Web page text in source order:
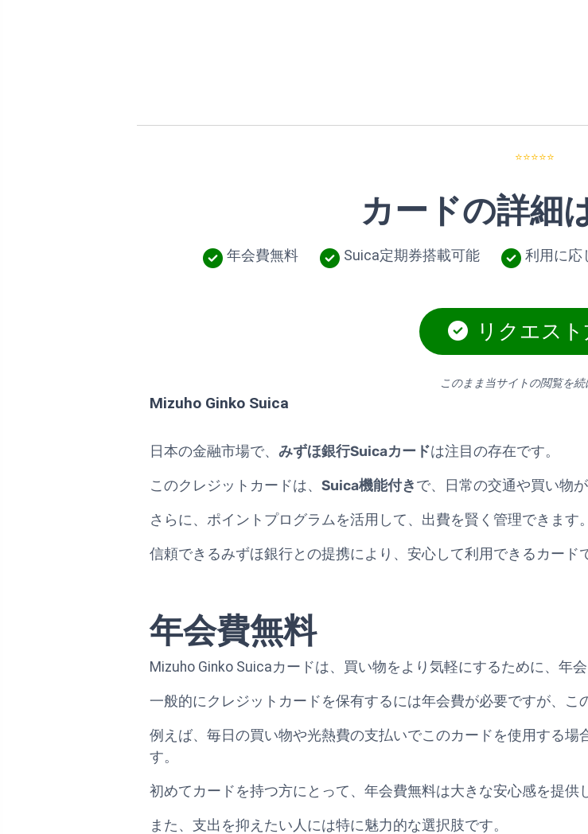
⭐⭐⭐⭐⭐
カードの詳細
年会費無料 Suica定期券搭載可能 利用に応
リクエス
このまま当サイトの閲覧を続
Mizuho Ginko Suica
日本の金融市場で、 みずほ銀行Suicaカードは注目の存在です。
このクレジットカードは、 Suica機能付き で、日常の交通や買い物が
さらに、ポイントプログラムを活用して、出費を賢く管理できます。
信頼できるみずほ銀行との提携により、安心して利用できるカード
年会費無料
Mizuho Ginko Suicaカードは、買い物をより気軽にするために、年
一般的にクレジットカードを保有するには年会費が必要ですが、こ
例えば、毎日の買い物や光熱費の支払いでこのカードを使用する
す。
初めてカードを持つ方にとって、年会費無料は大きな安心感を提供
また、支出を抑えたい人には特に魅力的な選択肢です。